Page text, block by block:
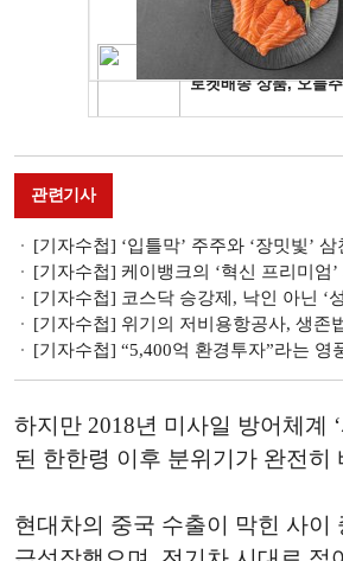
관련기사
[기자수첩] ‘입틀막’ 주주와 ‘장밋빛’ 삼
[기자수첩] 케이뱅크의 ‘혁신 프리미엄ʼ
[기자수첩] 코스닥 승강제, 낙인 아닌 ‘
[기자수첩] 위기의 저비용항공사, 생존
[기자수첩] “5,400억 환경투자”라는 영
하지만 2018년 미사일 방어체계
된 한한령 이후 분위기가 완전히
현대차의 중국 수출이 막힌 사이